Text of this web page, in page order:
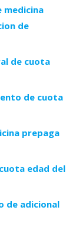
medicina
de
de cuota
de cuota
prepaga
edad del
de adicional